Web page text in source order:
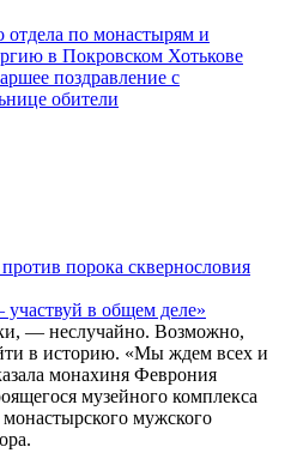
отдела по монастырям и
в Покровском Хотькове
поздравление с
обители
порока сквернословия
в общем деле»
— неслучайно. Возможно,
в историю. «Мы ждем всех и
монахиня Феврония
музейного комплекса
мужского